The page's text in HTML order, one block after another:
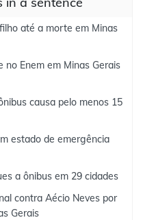
até a morte em Minas
Enem em Minas Gerais
causa pelo menos 15
estado de emergência
a ônibus em 29 cidades
contra Aécio Neves por
Gerais